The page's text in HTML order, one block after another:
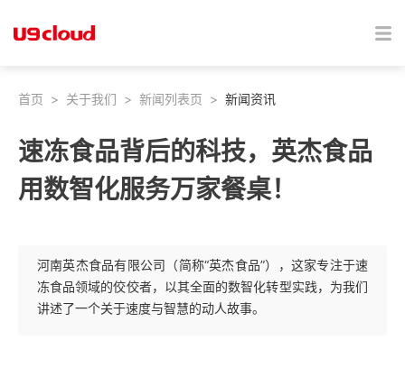
首页 > 关于我们 > 新闻列表页 > 新闻资讯
速冻食品背后的科技，英杰食品
用数智化服务万家餐桌！
河南英杰食品有限公司（简称“英杰食品”），这家专注于速
冻食品领域的佼佼者，以其全面的数智化转型实践，为我们
讲述了一个关于速度与智慧的动人故事。